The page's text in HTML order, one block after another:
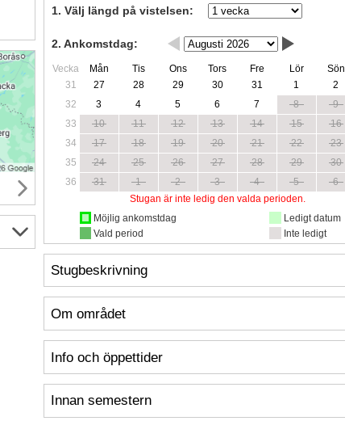
1. Välj längd på vistelsen:
2. Ankomstdag:
Vecka Mån Tis Ons Tors Fre Lör
Sön
31
27 28 29 30 31 1
2
32
3 4 5 6 7 8
9
33
10 11 12 13 14 15
16
34
17 18 19 20 21 22
23
35
24 25 26 27 28 29
30
36
31 1 2 3 4 5
6
Stugan är inte ledig den valda perioden.
Möjlig ankomstdag
Vald period
Ledigt datum
Inte ledigt
Stugbeskrivning
Om området
Info och öppettider
Innan semestern